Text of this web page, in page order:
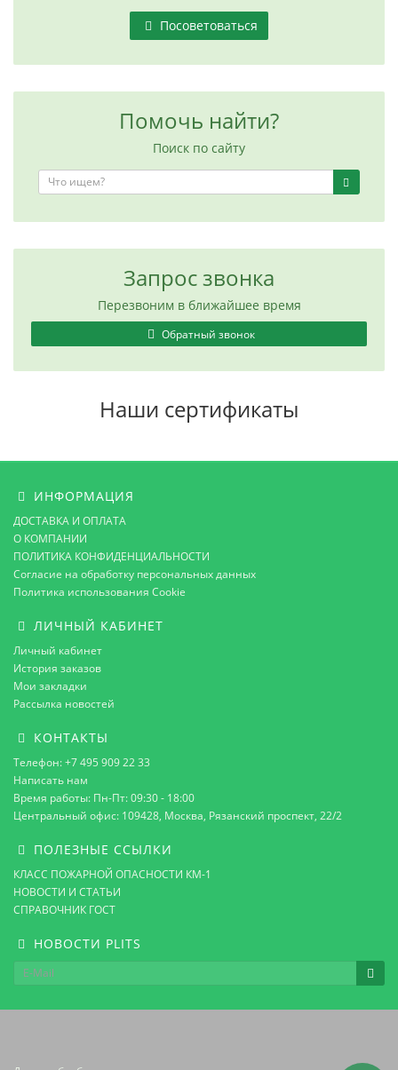
Посоветоваться
Помочь найти?
Поиск по сайту
Запрос звонка
Перезвоним в ближайшее время
Обратный звонок
Наши сертификаты
ИНФОРМАЦИЯ
ДОСТАВКА И ОПЛАТА
О КОМПАНИИ
ПОЛИТИКА КОНФИДЕНЦИАЛЬНОСТИ
Согласие на обработку персональных данных
Политика использования Cookie
ЛИЧНЫЙ КАБИНЕТ
Личный кабинет
История заказов
Мои закладки
Рассылка новостей
КОНТАКТЫ
Телефон: +7 495 909 22 33
Написать нам
Время работы: Пн-Пт: 09:30 - 18:00
Центральный офис: 109428, Москва, Рязанский проспект, 22/2
ПОЛЕЗНЫЕ ССЫЛКИ
КЛАСС ПОЖАРНОЙ ОПАСНОСТИ КМ-1
НОВОСТИ И СТАТЬИ
СПРАВОЧНИК ГОСТ
НОВОСТИ PLITS